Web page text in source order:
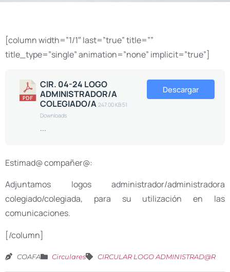
[column width=”1/1″ last=”true” title=””
title_type=”single” animation=”none” implicit=”true”]
CIR. 04-24 LOGO
ADMINISTRADOR/A
COLEGIADO/A 247.00 KB51
Downloads
...
Descargar
Estimad@ compañer@:
Adjuntamos logos administrador/administradora
colegiado/colegiada, para su utilización en las
comunicaciones.
[/column]
COAFA Circulares CIRCULAR LOGO ADMINISTRAD@R